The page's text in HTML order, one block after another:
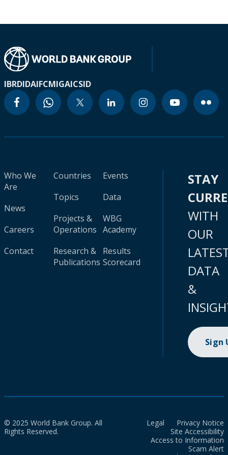
IBRDIDAIFCMIGAICSID
Who We
Are
News
Careers
Contact
Countries
Topics
Projects &
Operations
Research &
Publications
Events
Data
WBG
Academy
Results
Scorecard
STAY
WITH
OUR
DATA
&
Sign
© 2025 World Bank Group. All
Rights Reserved.
Legal
Privacy Notice
Site Accessibility
Access to Information
Scam Alert